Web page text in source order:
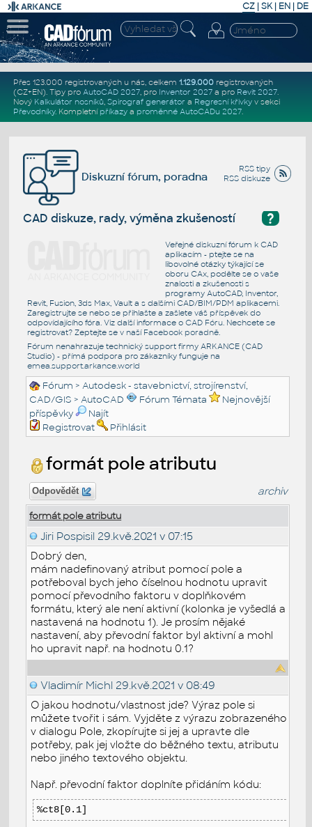
CZ | SK| EN | DE
Přes 123.000 registrovaných u nás, celkem 1.129.000registrovaných
(CZ+EN). Tipy pro AutoCAD 2027, pro Inventor 2027a pro Revit 2027.
Nový Kalkulátor nosníků, Spirograf generátor a Regresní křivkyv sekci
Převodníky. Kompletní příkazya proměnné AutoCADu 2027.
RSS tipy
RSS diskuze
Diskuzní fórum, poradna
?
CAD diskuze, rady, výměna zkušeností
Veřejné diskuzní fórum k CAD
aplikacím - ptejte se na
libovolné otázky týkající se
oboru CAx, podělte se o vaše
znalosti a zkušenosti s
programy AutoCAD, Inventor,
Revit, Fusion, 3ds Max, Vault a s dalšími CAD/BIM/PDM aplikacemi.
Zaregistrujte se nebo se přihlašte a zašlete váš příspěvek do
odpovídajícího fóra. Viz další informace o CAD Fóru. Nechcete se
registrovat? Zeptejte se v naší Facebook poradně.
Fórum nenahrazuje technický support firmy ARKANCE (CAD
Studio) - přímá podpora pro zákazníky funguje na
emea.support.arkance.world
Fórum >Autodesk - stavebnictví, strojírenství,
CAD/GIS >AutoCAD Fórum Témata
Nejnovější
příspěvky
Najít
Registrovat
Přihlásit
formát pole atributu
Odpovědět archiv
formát pole atributu
Jiri Pospisil 29.kvě.2021 v 07:15
Dobrý den,
mám nadefinovaný atribut pomocí pole a
potřeboval bych jeho číselnou hodnotu upravit
pomocí převodního faktoru v doplňkovém
formátu, který ale není aktivní (kolonka je vyšedlá a
nastavená na hodnotu 1). Je prosím nějaké
nastavení, aby převodní faktor byl aktivní a mohl
ho upravit např. na hodnotu 0.1?
Vladimír Michl 29.kvě.2021 v 08:49
O jakou hodnotu/vlastnost jde? Výraz pole si
můžete tvořit i sám. Vyjděte z výrazu zobrazeného
v dialogu Pole, zkopírujte si jej a upravte dle
potřeby, pak jej vložte do běžného textu, atributu
nebo jiného textového objektu.
Např. převodní faktor doplníte přidáním kódu:
%ct8[0.1]